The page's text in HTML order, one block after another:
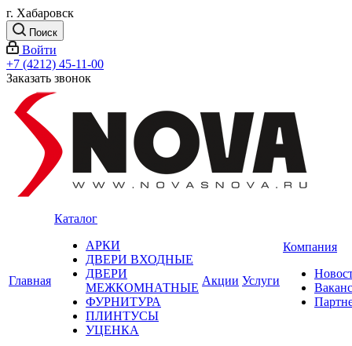
г. Хабаровск
Поиск
Войти
+7 (4212) 45-11-00
Заказать звонок
Главная
Каталог
АРКИ
ДВЕРИ ВХОДНЫЕ
ДВЕРИ
МЕЖКОМНАТНЫЕ
ФУРНИТУРА
ПЛИНТУСЫ
УЦЕНКА
Акции Услуги
Компания